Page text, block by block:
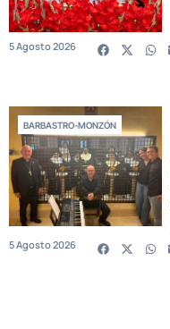
5 Agosto 2026
BARBASTRO-MONZÓN
5 Agosto 2026